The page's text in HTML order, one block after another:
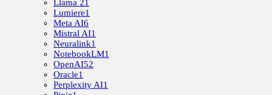
Llama 21
Lumiere1
Meta AI6
Mistral AI1
Neuralink1
NotebookLM1
OpenAI52
Oracle1
Perplexity AI1